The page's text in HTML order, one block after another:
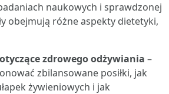
naukowych i sprawdzonej
obejmują różne aspekty dietetyki,
zdrowego odżywiania –
zbilansowane posiłki, jak
żywieniowych i jak